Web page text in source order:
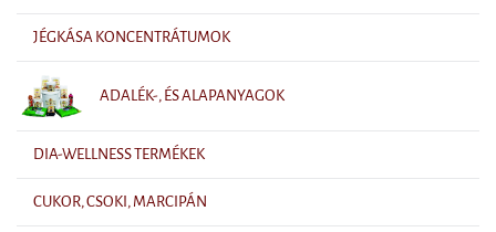
JÉGKÁSA KONCENTRÁTUMOK
ADALÉK-, ÉS ALAPANYAGOK
DIA-WELLNESS TERMÉKEK
CUKOR, CSOKI, MARCIPÁN